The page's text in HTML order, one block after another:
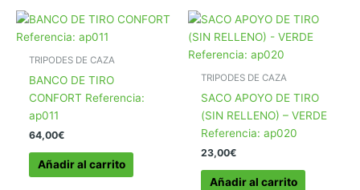
TRIPODES DE CAZA
BANCO DE TIRO
CONFORT Referencia:
ap011
64,00€
Añadir al carrito
TRIPODES DE CAZA
SACO APOYO DE TIRO
(SIN RELLENO) – VERDE
Referencia: ap020
23,00€
Añadir al carrito